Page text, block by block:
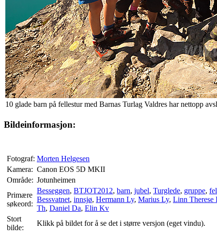
10 glade barn på fellestur med Barnas Turlag Valdres har nettopp
Bildeinformasjon:
Fotograf: Morten Helgesen
Kamera: Canon EOS 5D MKII
Område: Jotunheimen
Primære
søkeord:
Besseggen, BTJOT2012, barn, jubel, Turglede, gruppe,
Bessvatnet, innsjø, Hermann Ly, Marius Ly, Linn Therese
Th, Daniel Da, Elin Kv
Stort
bilde:
Klikk på bildet for å se det i større versjon (eget vindu).